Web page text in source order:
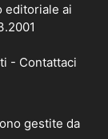
editoriale ai
- Contattaci
gestite da